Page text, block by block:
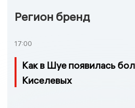
Регион бренд
17:00
Как в Шуе появилась
Киселевых